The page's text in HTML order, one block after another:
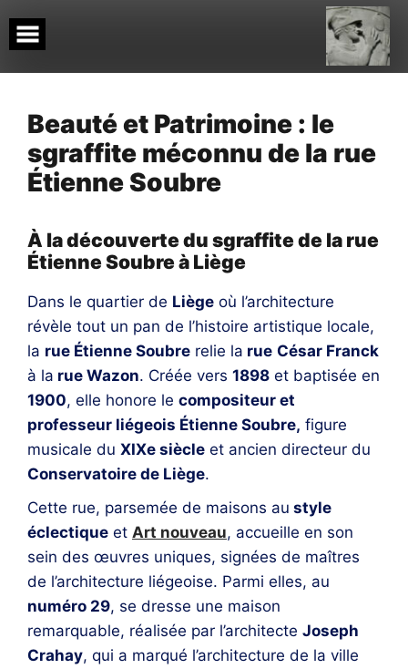
to
content
Beauté et Patrimoine : le
sgraffite méconnu de la rue
Étienne Soubre
À la découverte du sgraffite de la rue
Étienne Soubre à Liège
Dans le quartier de Liège où l’architecture
révèle tout un pan de l’histoire artistique locale,
la rue Étienne Soubre relie la rue César Franck
à la rue Wazon. Créée vers 1898 et baptisée en
1900, elle honore le compositeur et
professeur liégeois Étienne Soubre, figure
musicale du XIXe siècle et ancien directeur du
Conservatoire de Liège.
Cette rue, parsemée de maisons au style
éclectique et Art nouveau, accueille en son
sein des œuvres uniques, signées de maîtres
de l’architecture liégeoise. Parmi elles, au
numéro 29, se dresse une maison
remarquable, réalisée par l’architecte Joseph
Crahay, qui a marqué l’architecture de la ville